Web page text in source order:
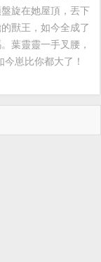
旋在她屋頂，丟下
獸王，如今全成了
葉靈靈一手叉腰，
崽比你都大了！